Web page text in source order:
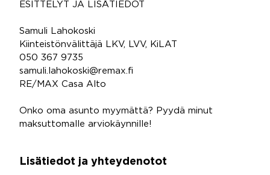
ESITTELYT JA LISÄTIEDOT
Samuli Lahokoski
Kiinteistönvälittäjä LKV, LVV, KiLAT
050 367 9735
samuli.lahokoski@remax.fi
RE/MAX Casa Alto
Onko oma asunto myymättä? Pyydä minut
maksuttomalle arviokäynnille!
Lisätiedot ja yhteydenotot